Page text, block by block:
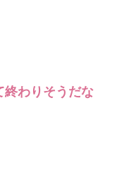
終わりそうだな